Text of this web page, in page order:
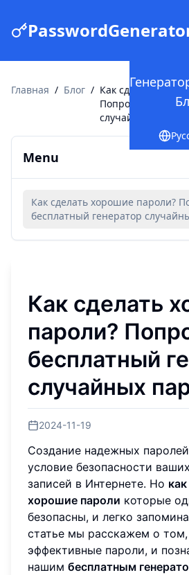
Главная / Блог / Как сделать
Попробуйте
случайных
Menu
Как сделать хорошие пароли?
бесплатный генератор
Как сделать
пароли?
бесплатный
случайных
2024-11-19
Создание надежных
условие безопасности
записей в Интернете. Но
хорошие пароли которые
безопасны, и легко
статье мы расскажем о том,
эффективные пароли, и
нашим бесплатным